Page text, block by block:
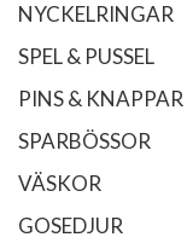
NYCKELRINGAR
SPEL & PUSSEL
PINS & KNAPPAR
SPARBÖSSOR
VÄSKOR
GOSEDJUR